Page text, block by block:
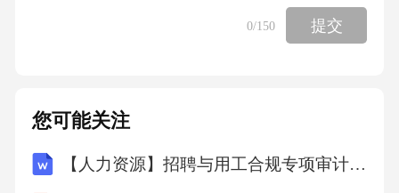
顺母、亲尝汤药、拾葚异器、埋儿奉母、卖身
葬父、刻木事亲、涌泉跃鲤、怀橘遗亲、扇枕
求鲤、扼虎救父、恣蚊饱血、尝粪忧心、乳姑
项，缘木求鱼，比喻行事的方向、方法不对，
0/150 提交
您可能关注
【人力资源】招聘与用工合规专项审计计划